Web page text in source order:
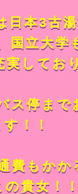
日本3古
国立大学
実してお
ス停まで
す！！
費もかか
貴女！！